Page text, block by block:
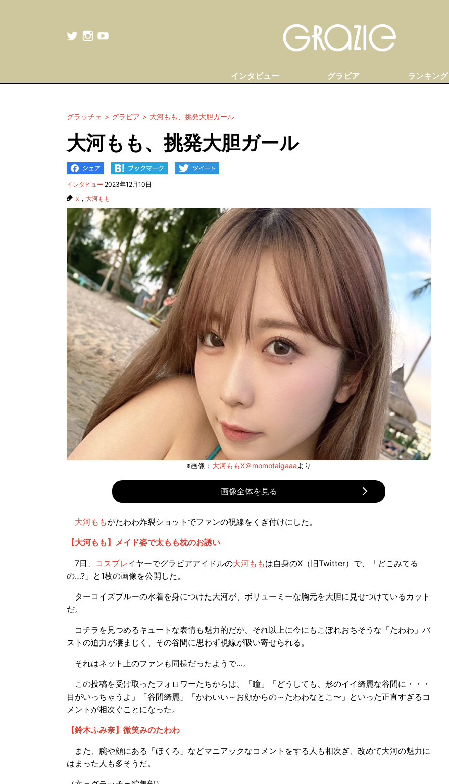
インタビュー グラビア ランキング
グラッチェ グラビア 大河もも、挑発大胆ガール
大河もも、挑発大胆ガール
インタビュー 2023年12月10日
x , 大河もも
※画像： 大河ももX＠momotaigaaaより
画像全体を見る
大河ももがたわわ炸裂ショットでファンの視線をくぎ付けにした。
【大河もも】メイド姿で太もも枕のお誘い
7日、 コスプレイヤーでグラビアアイドルの大河ももは自身のX（旧Twitter）で、「どこみてる
の…?」と1枚の画像を公開した。
ターコイズブルーの水着を身につけた大河が、ボリューミーな胸元を大胆に見せつけているカット
だ。
コチラを見つめるキュートな表情も魅力的だが、それ以上に今にもこぼれおちそうな「たわわ」バ
ストの迫力が凄まじく、その谷間に思わず視線が吸い寄せられる。
それはネット上のファンも同様だったようで…。
この投稿を受け取ったフォロワーたちからは、「瞳」「どうしても、形のイイ綺麗な谷間に・・・
目がいっちゃうよ」「谷間綺麗」「かわいい～お顔からの～たわわなとこ〜」といった正直すぎるコ
メントが相次ぐことになった。
【鈴木ふみ奈】微笑みのたわわ
また、腕や顔にある「ほくろ」などマニアックなコメントをする人も相次ぎ、改めて大河の魅力に
はまった人も多そうだ。